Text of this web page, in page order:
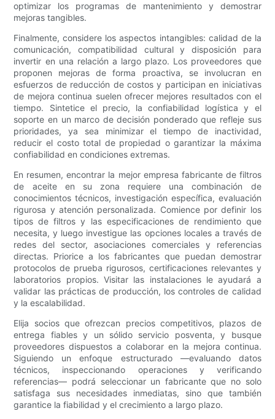
optimizar los programas de mantenimiento y demostrar
mejoras tangibles.
Finalmente, considere los aspectos intangibles: calidad de la
comunicación, compatibilidad cultural y disposición para
invertir en una relación a largo plazo. Los proveedores que
proponen mejoras de forma proactiva, se involucran en
esfuerzos de reducción de costos y participan en iniciativas
de mejora continua suelen ofrecer mejores resultados con el
tiempo. Sintetice el precio, la confiabilidad logística y el
soporte en un marco de decisión ponderado que refleje sus
prioridades, ya sea minimizar el tiempo de inactividad,
reducir el costo total de propiedad o garantizar la máxima
confiabilidad en condiciones extremas.
En resumen, encontrar la mejor empresa fabricante de filtros
de aceite en su zona requiere una combinación de
conocimientos técnicos, investigación específica, evaluación
rigurosa y atención personalizada. Comience por definir los
tipos de filtros y las especificaciones de rendimiento que
necesita, y luego investigue las opciones locales a través de
redes del sector, asociaciones comerciales y referencias
directas. Priorice a los fabricantes que puedan demostrar
protocolos de prueba rigurosos, certificaciones relevantes y
laboratorios propios. Visitar las instalaciones le ayudará a
validar las prácticas de producción, los controles de calidad
y la escalabilidad.
Elija socios que ofrezcan precios competitivos, plazos de
entrega fiables y un sólido servicio posventa, y busque
proveedores dispuestos a colaborar en la mejora continua.
Siguiendo un enfoque estructurado —evaluando datos
técnicos, inspeccionando operaciones y verificando
referencias— podrá seleccionar un fabricante que no solo
satisfaga sus necesidades inmediatas, sino que también
garantice la fiabilidad y el crecimiento a largo plazo.